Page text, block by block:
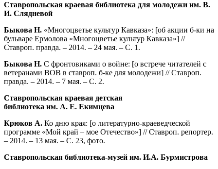
Ставропольская краевая библиотека для молодежи им. В.
И. Слядневой
Быкова Н. «Многоцветье культур Кавказа»: [об акции б-ки на
бульваре Ермолова «Многоцветье культур Кавказа»] //
Ставроп. правда. – 2014. – 24 мая. – С. 1.
Быкова Н. С фронтовиками о войне: [о встрече читателей с
ветеранами ВОВ в ставроп. б-ке для молодежи] // Ставроп.
правда. – 2014. – 7 мая. – С. 2.
Ставропольская краевая детская
библиотека им. А. Е. Екимцева
Крюков А. Ко дню края: [о литературно-краеведческой
программе «Мой край – мое Отечество»] // Ставроп. репортер.
– 2014. – 13 мая. – С. 23, фото.
Ставропольская библиотека-музей им. И.А. Бурмистрова